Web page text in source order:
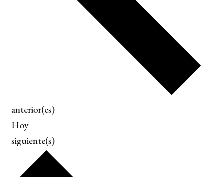
E
v
e
anterior(es)
Hoy
E
siguiente(s)